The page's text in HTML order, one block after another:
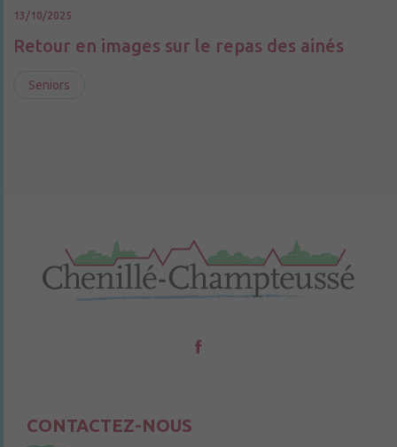
13/10/2025
Retour en images sur le repas des ainés
Seniors
CONTACTEZ-NOUS